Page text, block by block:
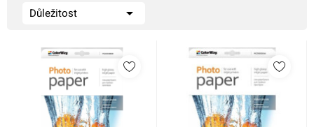
Důležitost 